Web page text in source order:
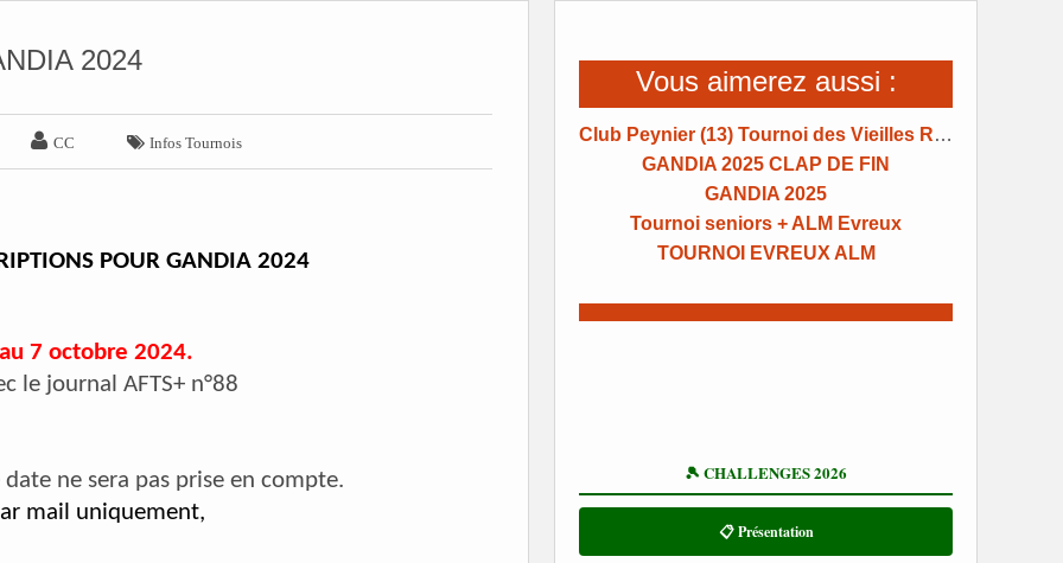
Vous aimerez aussi :
Club Peynier (13) Tournoi des Vieilles Raquettes
GANDIA 2025 CLAP DE FIN
GANDIA 2025
Tournoi seniors + ALM Evreux
TOURNOI EVREUX ALM
🎾 CHALLENGES 2026
📋 Présentation
2024
 CC  Infos Tournois
POUR GANDIA 2024
7 octobre 2024.
le journal AFTS+ n°88
ne sera pas prise en compte.
mail uniquement,